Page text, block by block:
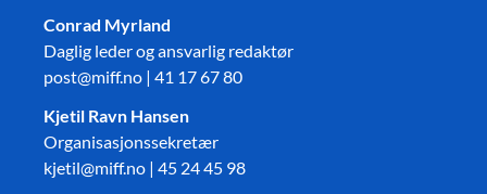
Conrad Myrland
Daglig leder og ansvarlig redaktør
post@miff.no | 41 17 67 80
Kjetil Ravn Hansen
Organisasjonssekretær
kjetil@miff.no | 45 24 45 98